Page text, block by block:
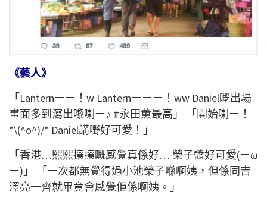
《藝人》
「Lanternーー！w Lanternーーー！ww Daniel嘅出場
畫面多到瀉出嚟喇ー♪ #永田薫最高」 「開始喇ー！
*\(^o^)/* Daniel講嘢好可愛！」
「香港…熙熙攘攘嘅感覺真係好… 榮子醬好可愛(ーω
ー)」 「一次都無覺得過小池榮子喺啊姨，但係同吉
澤亮一齊就畢竟會感覺佢係啊姨。」